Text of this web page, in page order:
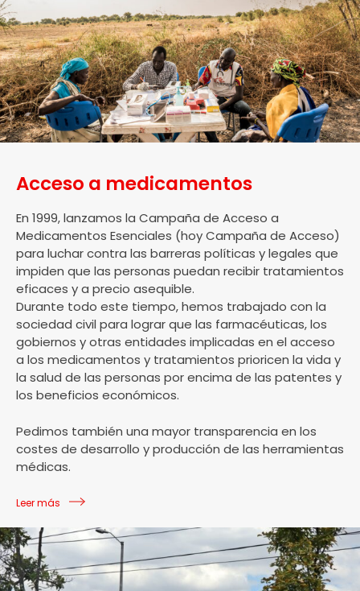
Acceso a medicamentos
En 1999, lanzamos la Campaña de Acceso a
Medicamentos Esenciales (hoy Campaña de Acceso)
para luchar contra las barreras políticas y legales que
impiden que las personas puedan recibir tratamientos
eficaces y a precio asequible.
Durante todo este tiempo, hemos trabajado con la
sociedad civil para lograr que las farmacéuticas, los
gobiernos y otras entidades implicadas en el acceso
a los medicamentos y tratamientos prioricen la vida y
la salud de las personas por encima de las patentes y
los beneficios económicos.
Pedimos también una mayor transparencia en los
costes de desarrollo y producción de las herramientas
médicas.
Leer más